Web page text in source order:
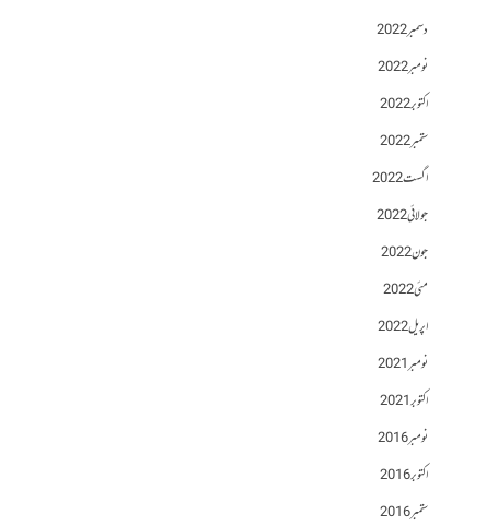
دسمبر 2022
نومبر 2022
اکتوبر 2022
ستمبر 2022
اگست 2022
جولائی 2022
جون 2022
مئی 2022
اپریل 2022
نومبر 2021
اکتوبر 2021
نومبر 2016
اکتوبر 2016
ستمبر 2016